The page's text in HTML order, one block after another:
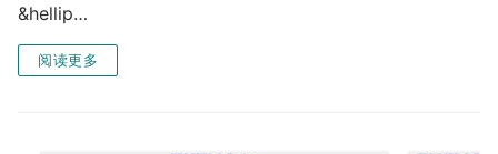
&hellip…
阅读更多